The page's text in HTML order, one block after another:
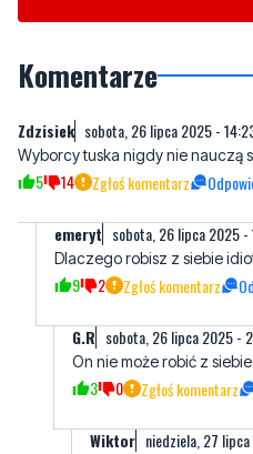
Komentarze
Zdzisiek sobota, 26 lipca 2025 -
Wyborcy tuska nigdy nie nauczą
5 14 Zgłoś komentarz
emeryt sobota, 26 lipca 2025 -
Dlaczego robisz z siebie
9 2 Zgłoś komentarz
G.R sobota, 26 lipca 2025 -
On nie może robić z
3 0 Zgłoś komentarz
Wiktor niedziela, 27